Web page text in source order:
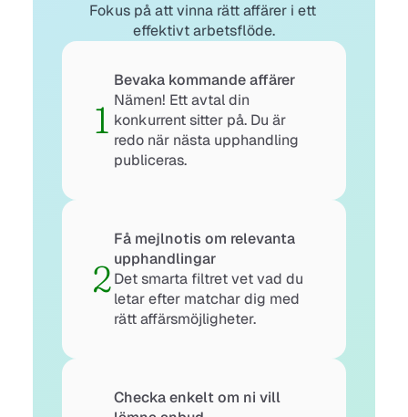
Fokus på att vinna rätt affärer i ett
effektivt arbetsflöde.
1
Bevaka kommande affärer
Nämen! Ett avtal din
konkurrent sitter på. Du är
redo när nästa upphandling
publiceras.
2
Få mejlnotis om relevanta
upphandlingar
Det smarta filtret vet vad du
letar efter matchar dig med
rätt affärsmöjligheter.
Checka enkelt om ni vill